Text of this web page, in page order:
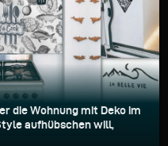
die Wohnung mit Deko im
aufhübschen will,